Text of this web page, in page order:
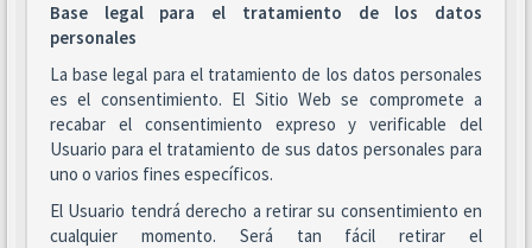
Base legal para el tratamiento de los datos
personales
La base legal para el tratamiento de los datos personales
es el consentimiento. El Sitio Web se compromete a
recabar el consentimiento expreso y verificable del
Usuario para el tratamiento de sus datos personales para
uno o varios fines específicos.
El Usuario tendrá derecho a retirar su consentimiento en
cualquier momento. Será tan fácil retirar el